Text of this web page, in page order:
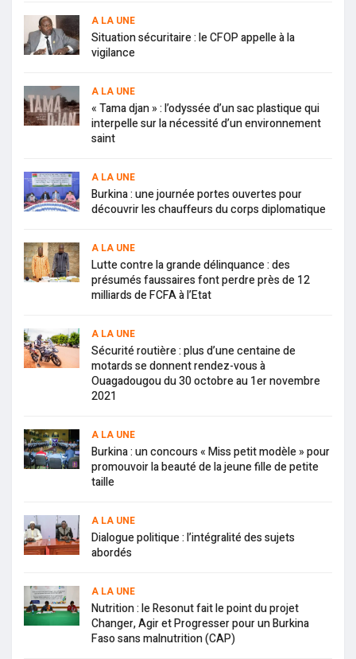
A LA UNE
Situation sécuritaire : le CFOP appelle à la
vigilance
A LA UNE
« Tama djan » : l’odyssée d’un sac plastique qui
interpelle sur la nécessité d’un environnement
saint
A LA UNE
Burkina : une journée portes ouvertes pour
découvrir les chauffeurs du corps diplomatique
A LA UNE
Lutte contre la grande délinquance : des
présumés faussaires font perdre près de 12
milliards de FCFA à l’Etat
A LA UNE
Sécurité routière : plus d’une centaine de
motards se donnent rendez-vous à
Ouagadougou du 30 octobre au 1er novembre
2021
A LA UNE
Burkina : un concours « Miss petit modèle » pour
promouvoir la beauté de la jeune fille de petite
taille
A LA UNE
Dialogue politique : l’intégralité des sujets
abordés
A LA UNE
Nutrition : le Resonut fait le point du projet
Changer, Agir et Progresser pour un Burkina
Faso sans malnutrition (CAP)